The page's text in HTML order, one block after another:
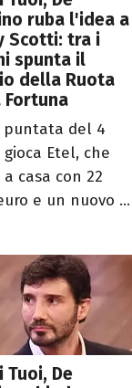
ruba l'idea a
Scotti: tra i
spunta il
della Ruota
puntata del 4
Etel, che
casa con 22
e un nuovo ...
Tuoi, De